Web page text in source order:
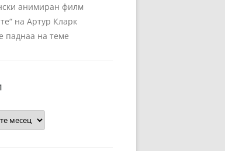
анимиран филм
на Артур Кларк
паднаа на теме